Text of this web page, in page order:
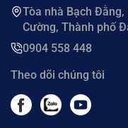
Tòa nhà Bạch
Cường, Thành phố
0904 558 448
Theo dõi chúng tôi